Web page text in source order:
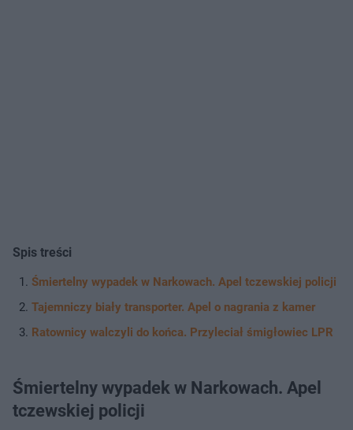
Spis treści
Śmiertelny wypadek w Narkowach. Apel tczewskiej policji
Tajemniczy biały transporter. Apel o nagrania z kamer
Ratownicy walczyli do końca. Przyleciał śmigłowiec LPR
Śmiertelny wypadek w Narkowach. Apel
tczewskiej policji